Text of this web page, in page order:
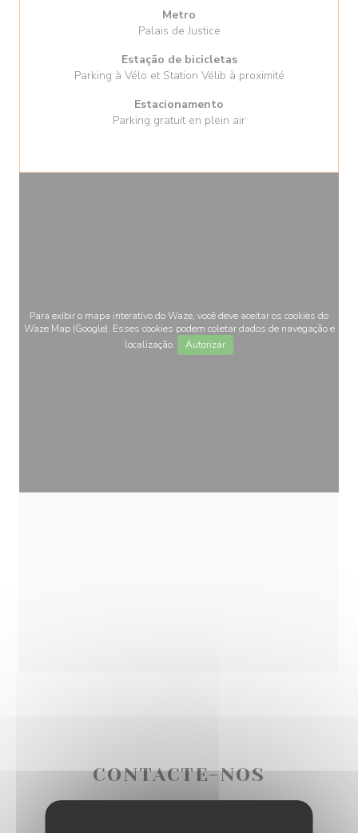
Metro
Palais de Justice
Estação de bicicletas
Parking à Vélo et Station Vélib à proximité
Estacionamento
Parking gratuit en plein air
Para exibir o mapa interativo do Waze, você deve aceitar os cookies do
Waze Map (Google). Esses cookies podem coletar dados de navegação e
localização.
Autorizar
CONTACTE-NOS